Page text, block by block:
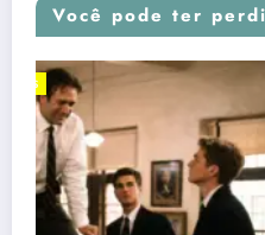
Você pode ter
DICAS FILMES SOBRE ARTE